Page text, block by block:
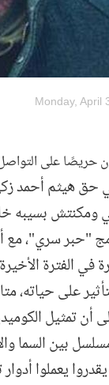
Monday, April
حريصًا على
هيثم أحمد
ومكنتش بسيبه
"حبر سري"، مع
في الفترة
على
أن تمثيل
بين السما
يعملوا